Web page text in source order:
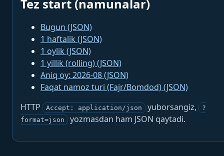
Tez start (namunalar)
Bugun (JSON)
1 haftalik (JSON)
1 oylik (JSON)
1 yillik (rolling) (JSON)
Aniq oy: 2026-08 (JSON)
Faqat namoz turi (Fajr/Bomdod) (JSON)
HTTP
Accept: application/json yuborsangiz,
?
format=json
yozmasdan ham JSON qaytadi.